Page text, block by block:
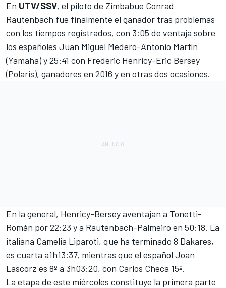
En UTV/SSV, el piloto de Zimbabue Conrad
Rautenbach fue finalmente el ganador tras problemas
con los tiempos registrados, con 3:05 de ventaja sobre
los españoles Juan Miguel Medero-Antonio Martín
(Yamaha) y 25:41 con Frederic Henricy-Eric Bersey
(Polaris), ganadores en 2016 y en otras dos ocasiones.
En la general, Henricy-Bersey aventajan a Tonetti-
Román por 22:23 y a Rautenbach-Palmeiro en 50:18. La
italiana Camelia Liparoti, que ha terminado 8 Dakares,
es cuarta a1h13:37, mientras que el español Joan
Lascorz es 8º a 3h03:20, con Carlos Checa 15º.
La etapa de este miércoles constituye la primera parte